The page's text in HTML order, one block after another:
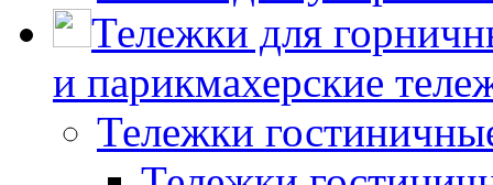
Тележки для
и парикмахерские
Тележки